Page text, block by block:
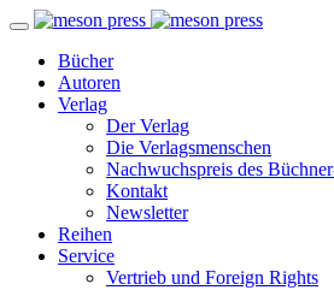
Bücher
Autoren
Verlag
Der Verlag
Die Verlagsmenschen
Nachwuchspreis des
Kontakt
Newsletter
Reihen
Service
Vertrieb und Foreign Rights